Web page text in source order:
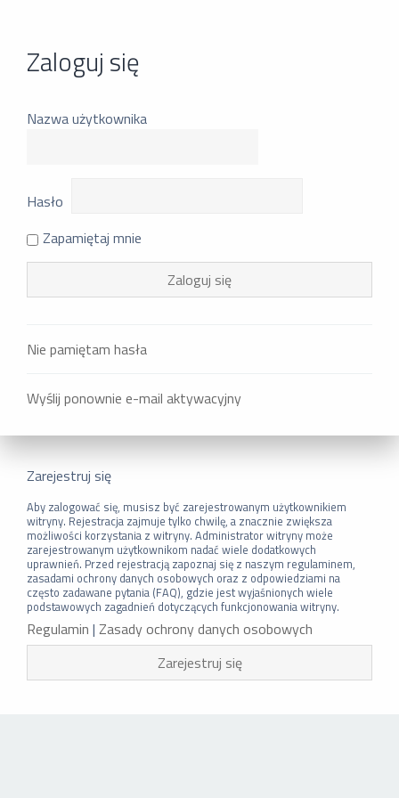
Zaloguj się
Nazwa użytkownika
Hasło
Zapamiętaj mnie
Nie pamiętam hasła
Wyślij ponownie e-mail aktywacyjny
Zarejestruj się
Aby zalogować się, musisz być zarejestrowanym użytkownikiem
witryny. Rejestracja zajmuje tylko chwilę, a znacznie zwiększa
możliwości korzystania z witryny. Administrator witryny może
zarejestrowanym użytkownikom nadać wiele dodatkowych
uprawnień. Przed rejestracją zapoznaj się z naszym regulaminem,
zasadami ochrony danych osobowych oraz z odpowiedziami na
często zadawane pytania (FAQ), gdzie jest wyjaśnionych wiele
podstawowych zagadnień dotyczących funkcjonowania witryny.
Regulamin | Zasady ochrony danych osobowych
Zarejestruj się